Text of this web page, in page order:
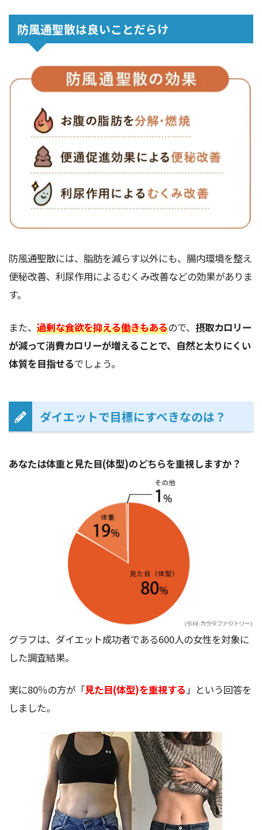
防風通聖散は良いことだらけ
防風通聖散には、脂肪を減らす以外にも、腸内環境を整え
便秘改善、利尿作用によるむくみ改善などの効果がありま
す。
また、 過剰な食欲を抑える働きもあるので、 摂取カロリー
が減って消費カロリーが増えることで、自然と太りにくい
体質を目指せるでしょう。
ダイエットで目標にすべきなのは？
あなたは体重と見た目(体型)のどちらを重視しますか？
グラフは、ダイエット成功者である600人の女性を対象に
した調査結果。
実に80％の方が「見た目(体型)を重視する」という回答を
しました。